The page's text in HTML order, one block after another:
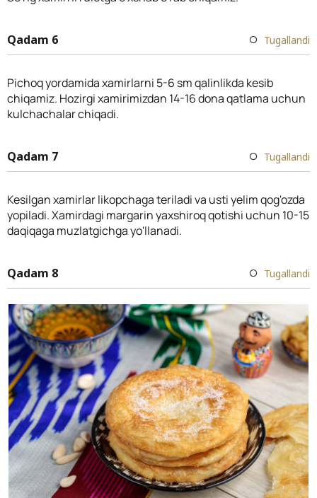
Qadam 6 Tugallandi
Pichoq yordamida xamirlarni 5-6 sm qalinlikda kesib
chiqamiz. Hozirgi xamirimizdan 14-16 dona qatlama uchun
kulchachalar chiqadi.
Qadam 7 Tugallandi
Kesilgan xamirlar likopchaga teriladi va usti yelim qog'ozda
yopiladi. Xamirdagi margarin yaxshiroq qotishi uchun 10-15
daqiqaga muzlatgichga yo'llanadi.
Qadam 8 Tugallandi